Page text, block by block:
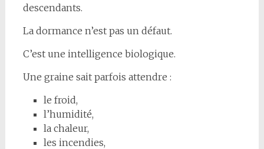
descendants.
La dormance n’est pas un défaut.
C’est une intelligence biologique.
Une graine sait parfois attendre :
le froid,
l’humidité,
la chaleur,
les incendies,